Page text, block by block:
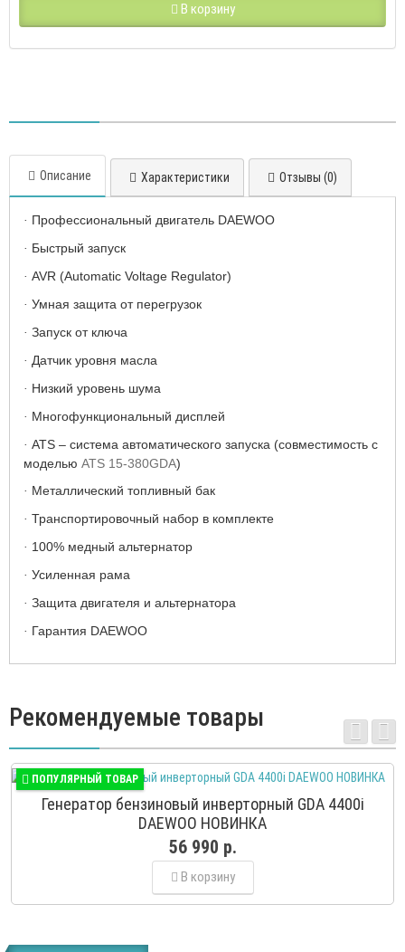
В корзину
Описание Характеристики Отзывы (0)
· Профессиональный двигатель DAEWOO
· Быстрый запуск
· AVR (Automatic Voltage Regulator)
· Умная защита от перегрузок
· Запуск от ключа
· Датчик уровня масла
· Низкий уровень шума
· Многофункциональный дисплей
· ATS – система автоматического запуска (совместимость с
моделью ATS 15-380GDA)
· Металлический топливный бак
· Транспортировочный набор в комплекте
· 100% медный альтернатор
· Усиленная рама
· Защита двигателя и альтернатора
· Гарантия DAEWOO
Рекомендуемые товары
ПОПУЛЯРНЫЙ ТОВАР
Генератор бензиновый инверторный GDA 4400i
DAEWOO НОВИНКА
56 990 р.
В корзину